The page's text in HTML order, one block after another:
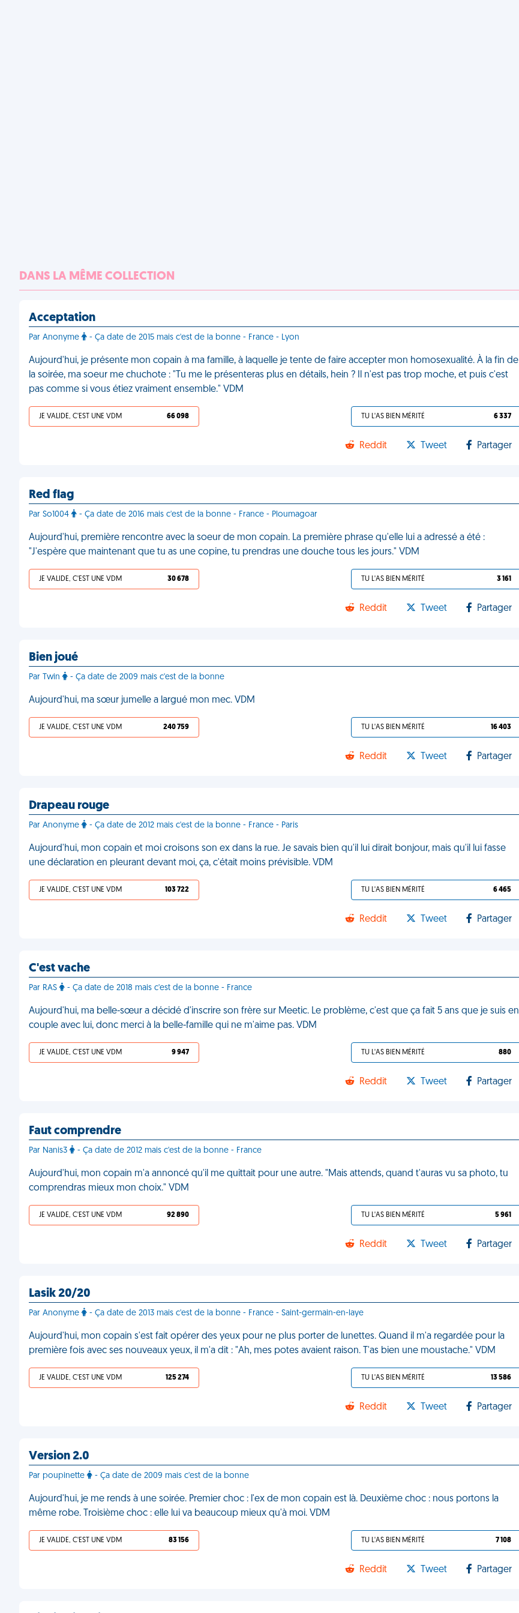
DANS LA MÊME COLLECTION
Acceptation
Par Anonyme - Ça date de 2015 mais c'est de la bonne - France - Lyon
Aujourd'hui, je présente mon copain à ma famille, à laquelle je tente de faire accepter mon homosexualité. À la fin de
la soirée, ma soeur me chuchote : "Tu me le présenteras plus en détails, hein ? Il n'est pas trop moche, et puis c'est
pas comme si vous étiez vraiment ensemble." VDM
JE VALIDE, C'EST UNE VDM 66 098 TU L'AS BIEN MÉRITÉ 6 337
Reddit Tweet Partager
Red flag
Par So1004 - Ça date de 2016 mais c'est de la bonne - France - Ploumagoar
Aujourd'hui, première rencontre avec la soeur de mon copain. La première phrase qu'elle lui a adressé a été :
"J'espère que maintenant que tu as une copine, tu prendras une douche tous les jours." VDM
JE VALIDE, C'EST UNE VDM 30 678 TU L'AS BIEN MÉRITÉ 3 161
Reddit Tweet Partager
Bien joué
Par Twin - Ça date de 2009 mais c'est de la bonne
Aujourd'hui, ma sœur jumelle a largué mon mec. VDM
JE VALIDE, C'EST UNE VDM 240 759 TU L'AS BIEN MÉRITÉ 16 403
Reddit Tweet Partager
Drapeau rouge
Par Anonyme - Ça date de 2012 mais c'est de la bonne - France - Paris
Aujourd'hui, mon copain et moi croisons son ex dans la rue. Je savais bien qu'il lui dirait bonjour, mais qu'il lui fasse
une déclaration en pleurant devant moi, ça, c'était moins prévisible. VDM
JE VALIDE, C'EST UNE VDM 103 722 TU L'AS BIEN MÉRITÉ 6 465
Reddit Tweet Partager
C'est vache
Par RAS - Ça date de 2018 mais c'est de la bonne - France
Aujourd'hui, ma belle-sœur a décidé d'inscrire son frère sur Meetic. Le problème, c'est que ça fait 5 ans que je suis en
couple avec lui, donc merci à la belle-famille qui ne m'aime pas. VDM
JE VALIDE, C'EST UNE VDM 9 947 TU L'AS BIEN MÉRITÉ 880
Reddit Tweet Partager
Faut comprendre
Par Nanis3 - Ça date de 2012 mais c'est de la bonne - France
Aujourd'hui, mon copain m'a annoncé qu'il me quittait pour une autre. "Mais attends, quand t'auras vu sa photo, tu
comprendras mieux mon choix." VDM
JE VALIDE, C'EST UNE VDM 92 890 TU L'AS BIEN MÉRITÉ 5 961
Reddit Tweet Partager
Lasik 20/20
Par Anonyme - Ça date de 2013 mais c'est de la bonne - France - Saint-germain-en-laye
Aujourd'hui, mon copain s'est fait opérer des yeux pour ne plus porter de lunettes. Quand il m'a regardée pour la
première fois avec ses nouveaux yeux, il m'a dit : "Ah, mes potes avaient raison. T'as bien une moustache." VDM
JE VALIDE, C'EST UNE VDM 125 274 TU L'AS BIEN MÉRITÉ 13 586
Reddit Tweet Partager
Version 2.0
Par poupinette - Ça date de 2009 mais c'est de la bonne
Aujourd'hui, je me rends à une soirée. Premier choc : l'ex de mon copain est là. Deuxième choc : nous portons la
même robe. Troisième choc : elle lui va beaucoup mieux qu'à moi. VDM
JE VALIDE, C'EST UNE VDM 83 156 TU L'AS BIEN MÉRITÉ 7 108
Reddit Tweet Partager